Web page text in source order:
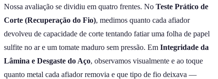
Nossa avaliação se dividiu em quatro frentes. No Teste Prático de
Corte (Recuperação do Fio), medimos quanto cada afiador
devolveu de capacidade de corte tentando fatiar uma folha de papel
sulfite no ar e um tomate maduro sem pressão. Em Integridade da
Lâmina e Desgaste do Aço, observamos visualmente e ao toque
quanto metal cada afiador removia e que tipo de fio deixava —